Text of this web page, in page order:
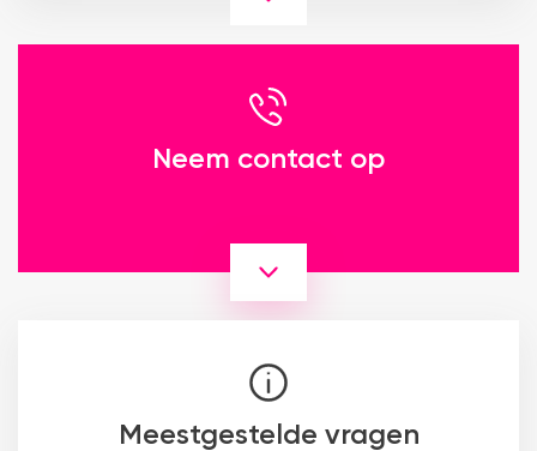
Neem contact op
Meestgestelde vragen